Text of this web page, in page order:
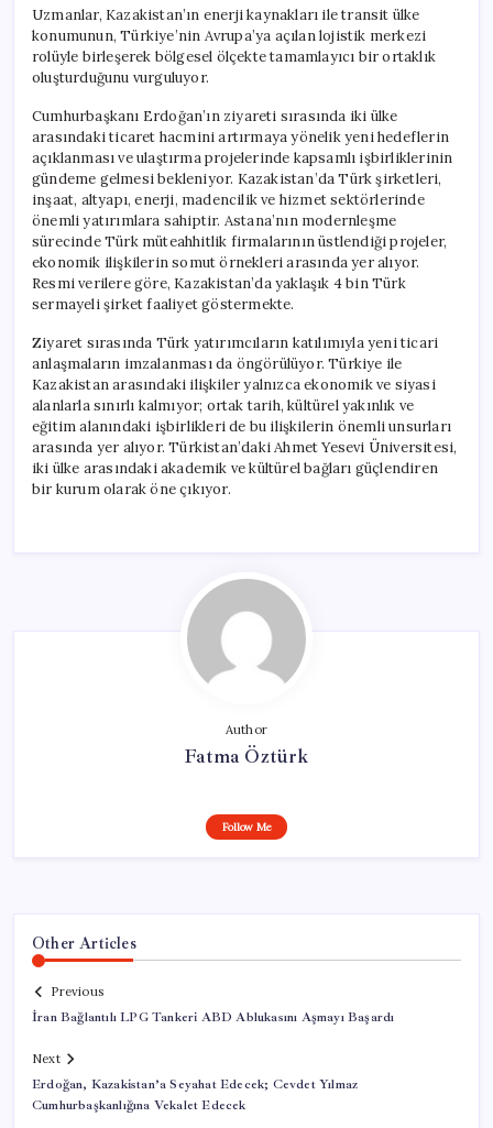
Uzmanlar, Kazakistan’ın enerji kaynakları ile transit ülke
konumunun, Türkiye’nin Avrupa’ya açılan lojistik merkezi
rolüyle birleşerek bölgesel ölçekte tamamlayıcı bir ortaklık
oluşturduğunu vurguluyor.
Cumhurbaşkanı Erdoğan’ın ziyareti sırasında iki ülke
arasındaki ticaret hacmini artırmaya yönelik yeni hedeflerin
açıklanması ve ulaştırma projelerinde kapsamlı işbirliklerinin
gündeme gelmesi bekleniyor. Kazakistan’da Türk şirketleri,
inşaat, altyapı, enerji, madencilik ve hizmet sektörlerinde
önemli yatırımlara sahiptir. Astana’nın modernleşme
sürecinde Türk müteahhitlik firmalarının üstlendiği projeler,
ekonomik ilişkilerin somut örnekleri arasında yer alıyor.
Resmi verilere göre, Kazakistan’da yaklaşık 4 bin Türk
sermayeli şirket faaliyet göstermekte.
Ziyaret sırasında Türk yatırımcıların katılımıyla yeni ticari
anlaşmaların imzalanması da öngörülüyor. Türkiye ile
Kazakistan arasındaki ilişkiler yalnızca ekonomik ve siyasi
alanlarla sınırlı kalmıyor; ortak tarih, kültürel yakınlık ve
eğitim alanındaki işbirlikleri de bu ilişkilerin önemli unsurları
arasında yer alıyor. Türkistan’daki Ahmet Yesevi Üniversitesi,
iki ülke arasındaki akademik ve kültürel bağları güçlendiren
bir kurum olarak öne çıkıyor.
Author
Fatma Öztürk
Follow Me
Other Articles
Previous
İran Bağlantılı LPG Tankeri ABD Ablukasını Aşmayı Başardı
Next
Erdoğan, Kazakistan’a Seyahat Edecek; Cevdet Yılmaz
Cumhurbaşkanlığına Vekalet Edecek